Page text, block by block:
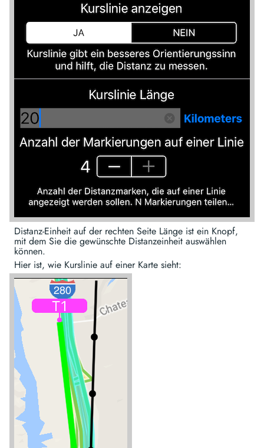
Distanz-Einheit auf der rechten Seite Länge ist ein Knopf,
mit dem Sie die gewünschte Distanzeinheit auswählen
können.
Hier ist, wie Kurslinie auf einer Karte sieht: